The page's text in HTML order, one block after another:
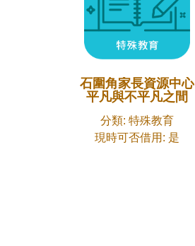
石圍角家長資源中心
平凡與不平凡之間
分類: 特殊教育
現時可否借用: 是